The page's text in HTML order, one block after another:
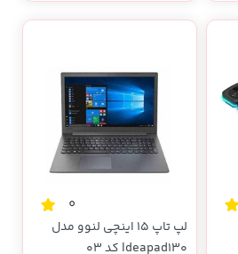
0
لپ تاپ 15 اینچی لنوو مدل
Ideapad130 کد 03